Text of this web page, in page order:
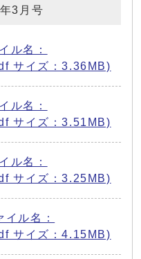
3月号
ル名：
サイズ：3.36MB)
ル名：
サイズ：3.51MB)
ル名：
サイズ：3.25MB)
ル名：
サイズ：4.15MB)